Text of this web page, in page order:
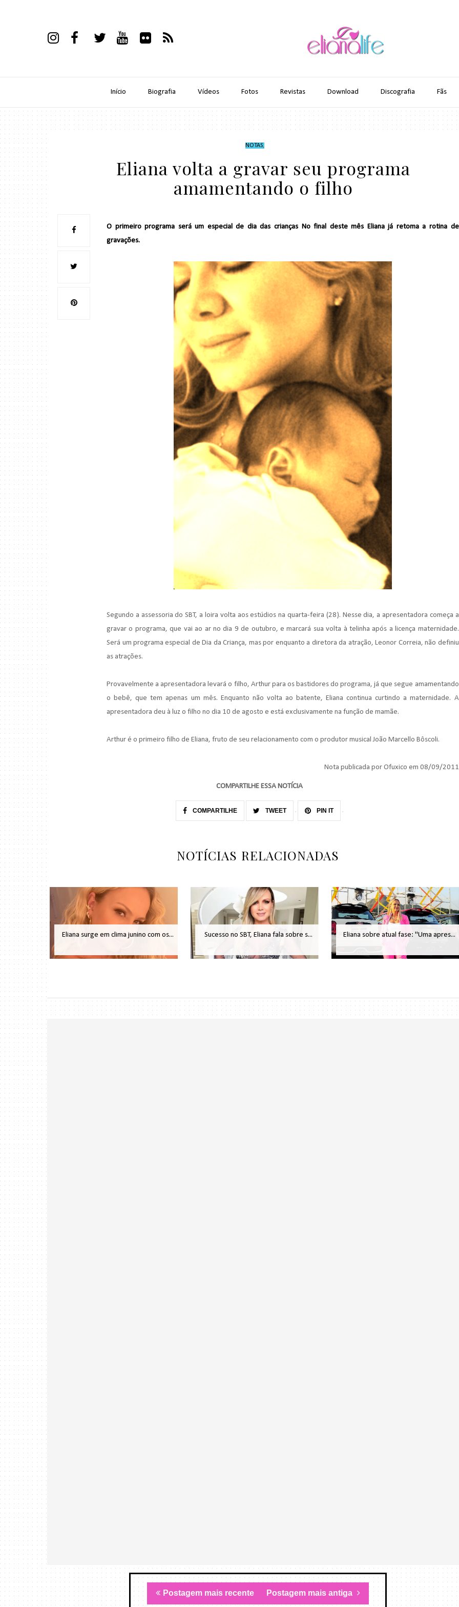
Início Biografia Vídeos Fotos Revistas Download Discografia Fãs
NOTAS,
Eliana volta a gravar seu programa
amamentando o filho
O primeiro programa será um especial de dia das crianças No final deste mês Eliana já retoma a rotina de
gravações.
Segundo a assessoria do SBT, a loira volta aos estúdios na quarta-feira (28). Nesse dia, a apresentadora começa a
gravar o programa, que vai ao ar no dia 9 de outubro, e marcará sua volta à telinha após a licença maternidade.
Será um programa especial de Dia da Criança, mas por enquanto a diretora da atração, Leonor Correia, não definiu
as atrações.
Provavelmente a apresentadora levará o filho, Arthur para os bastidores do programa, já que segue amamentando
o bebê, que tem apenas um mês. Enquanto não volta ao batente, Eliana continua curtindo a maternidade. A
apresentadora deu à luz o filho no dia 10 de agosto e está exclusivamente na função de mamãe.
Arthur é o primeiro filho de Eliana, fruto de seu relacionamento com o produtor musical João Marcello Bôscoli.
Nota publicada por Ofuxico em 08/09/2011
COMPARTILHE ESSA NOTÍCIA
COMPARTILHE TWEET PIN IT
NOTÍCIAS RELACIONADAS
Eliana surge em clima junino com os... Sucesso no SBT, Eliana fala sobre s... Eliana sobre atual fase: "Uma apres...
Postagem mais recente Postagem mais antiga